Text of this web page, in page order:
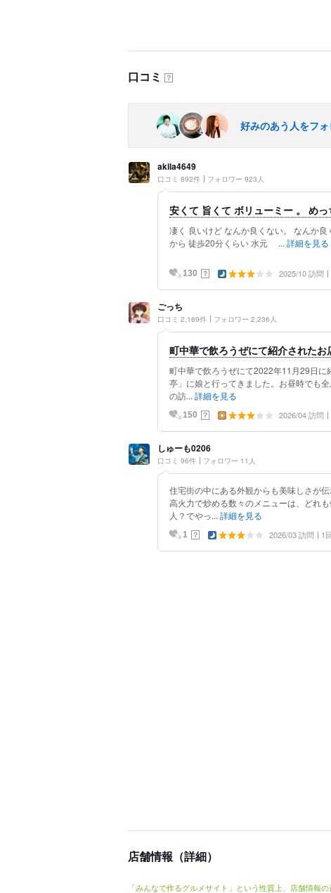
口コミ ？
好みのあう人をフ
akila4649
口コミ 892件 フォロワー 923人
安くて 旨くて ボリューミー 。 め
凄く 良いけど なんか良くない。 なんか
から 徒歩20分くらい 水元 ... 詳細を見る
130 ？ 2025/10 訪問
ごっち
口コミ 2,169件 フォロワー 2,236人
町中華で飲ろうぜにて紹介されたお
町中華で飲ろうぜにて2022年11月29日
亭」に娘と行ってきました。お昼時でも
の訪... 詳細を見る
150 ？ 2026/04 訪問
しゅーも0206
口コミ 96件 フォロワー 11人
住宅街の中にある外観からも美味しさが
高火力で炒める数々のメニューは、どれ
人？でやっ... 詳細を見る
1 ？ 2026/03 訪問 1
店舗情報（詳細）
「みんなで作るグルメサイト」という性質上、店舗情報